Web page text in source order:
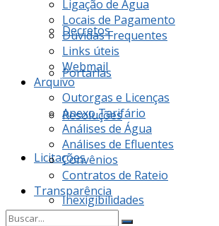
Decretos
Portarias
Resoluções
Licitações
Inexigibilidades
Ligação de Água
Locais de Pagamento
Dúvidas Frequentes
Links úteis
Webmail
Arquivo
Outorgas e Licenças
Anexo Tarifário
Análises de Água
Análises de Efluentes
Convênios
Contratos de Rateio
Transparência